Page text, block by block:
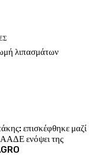
λιπασμάτων
επισκέφθηκε μαζί
ενόψει της